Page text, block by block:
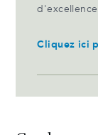
Cliquez ici